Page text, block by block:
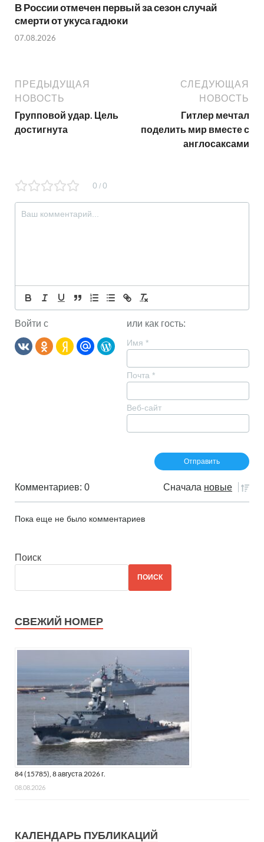
В России отмечен первый за сезон случай
смерти от укуса гадюки
07.08.2026
ПРЕДЫДУЩАЯ
НОВОСТЬ
Групповой удар. Цель
достигнута
СЛЕДУЮЩАЯ
НОВОСТЬ
Гитлер мечтал
поделить мир вместе с
англосаксами
0 / 0
Войти с или как гость:
Имя *
Почта *
Веб-сайт
Комментариев: 0 Сначала новые
Пока еще не было комментариев
Поиск
ПОИСК
СВЕЖИЙ НОМЕР
84 (15785), 8 августа 2026 г.
08.08.2026
КАЛЕНДАРЬ ПУБЛИКАЦИЙ